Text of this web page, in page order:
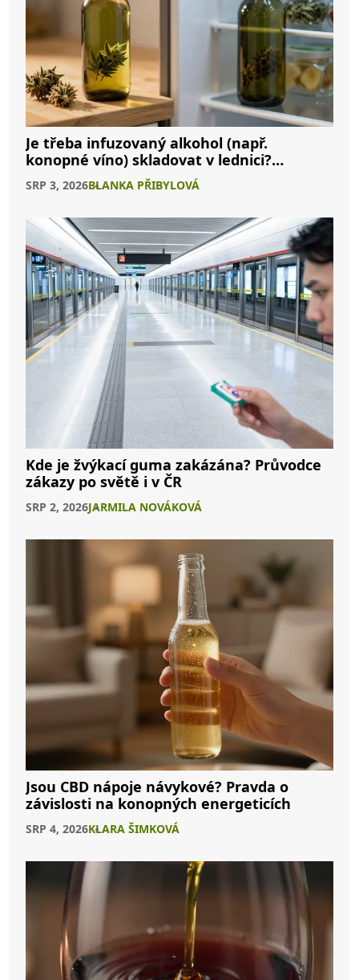
Je třeba infuzovaný alkohol (např.
konopné víno) skladovat v lednici?
Kompletní průvodce
SRP 3, 2026BLANKA PŘIBYLOVÁ
Kde je žvýkací guma zakázána? Průvodce
zákazy po světě i v ČR
SRP 2, 2026JARMILA NOVÁKOVÁ
Jsou CBD nápoje návykové? Pravda o
závislosti na konopných energeticích
SRP 4, 2026KLARA ŠIMKOVÁ